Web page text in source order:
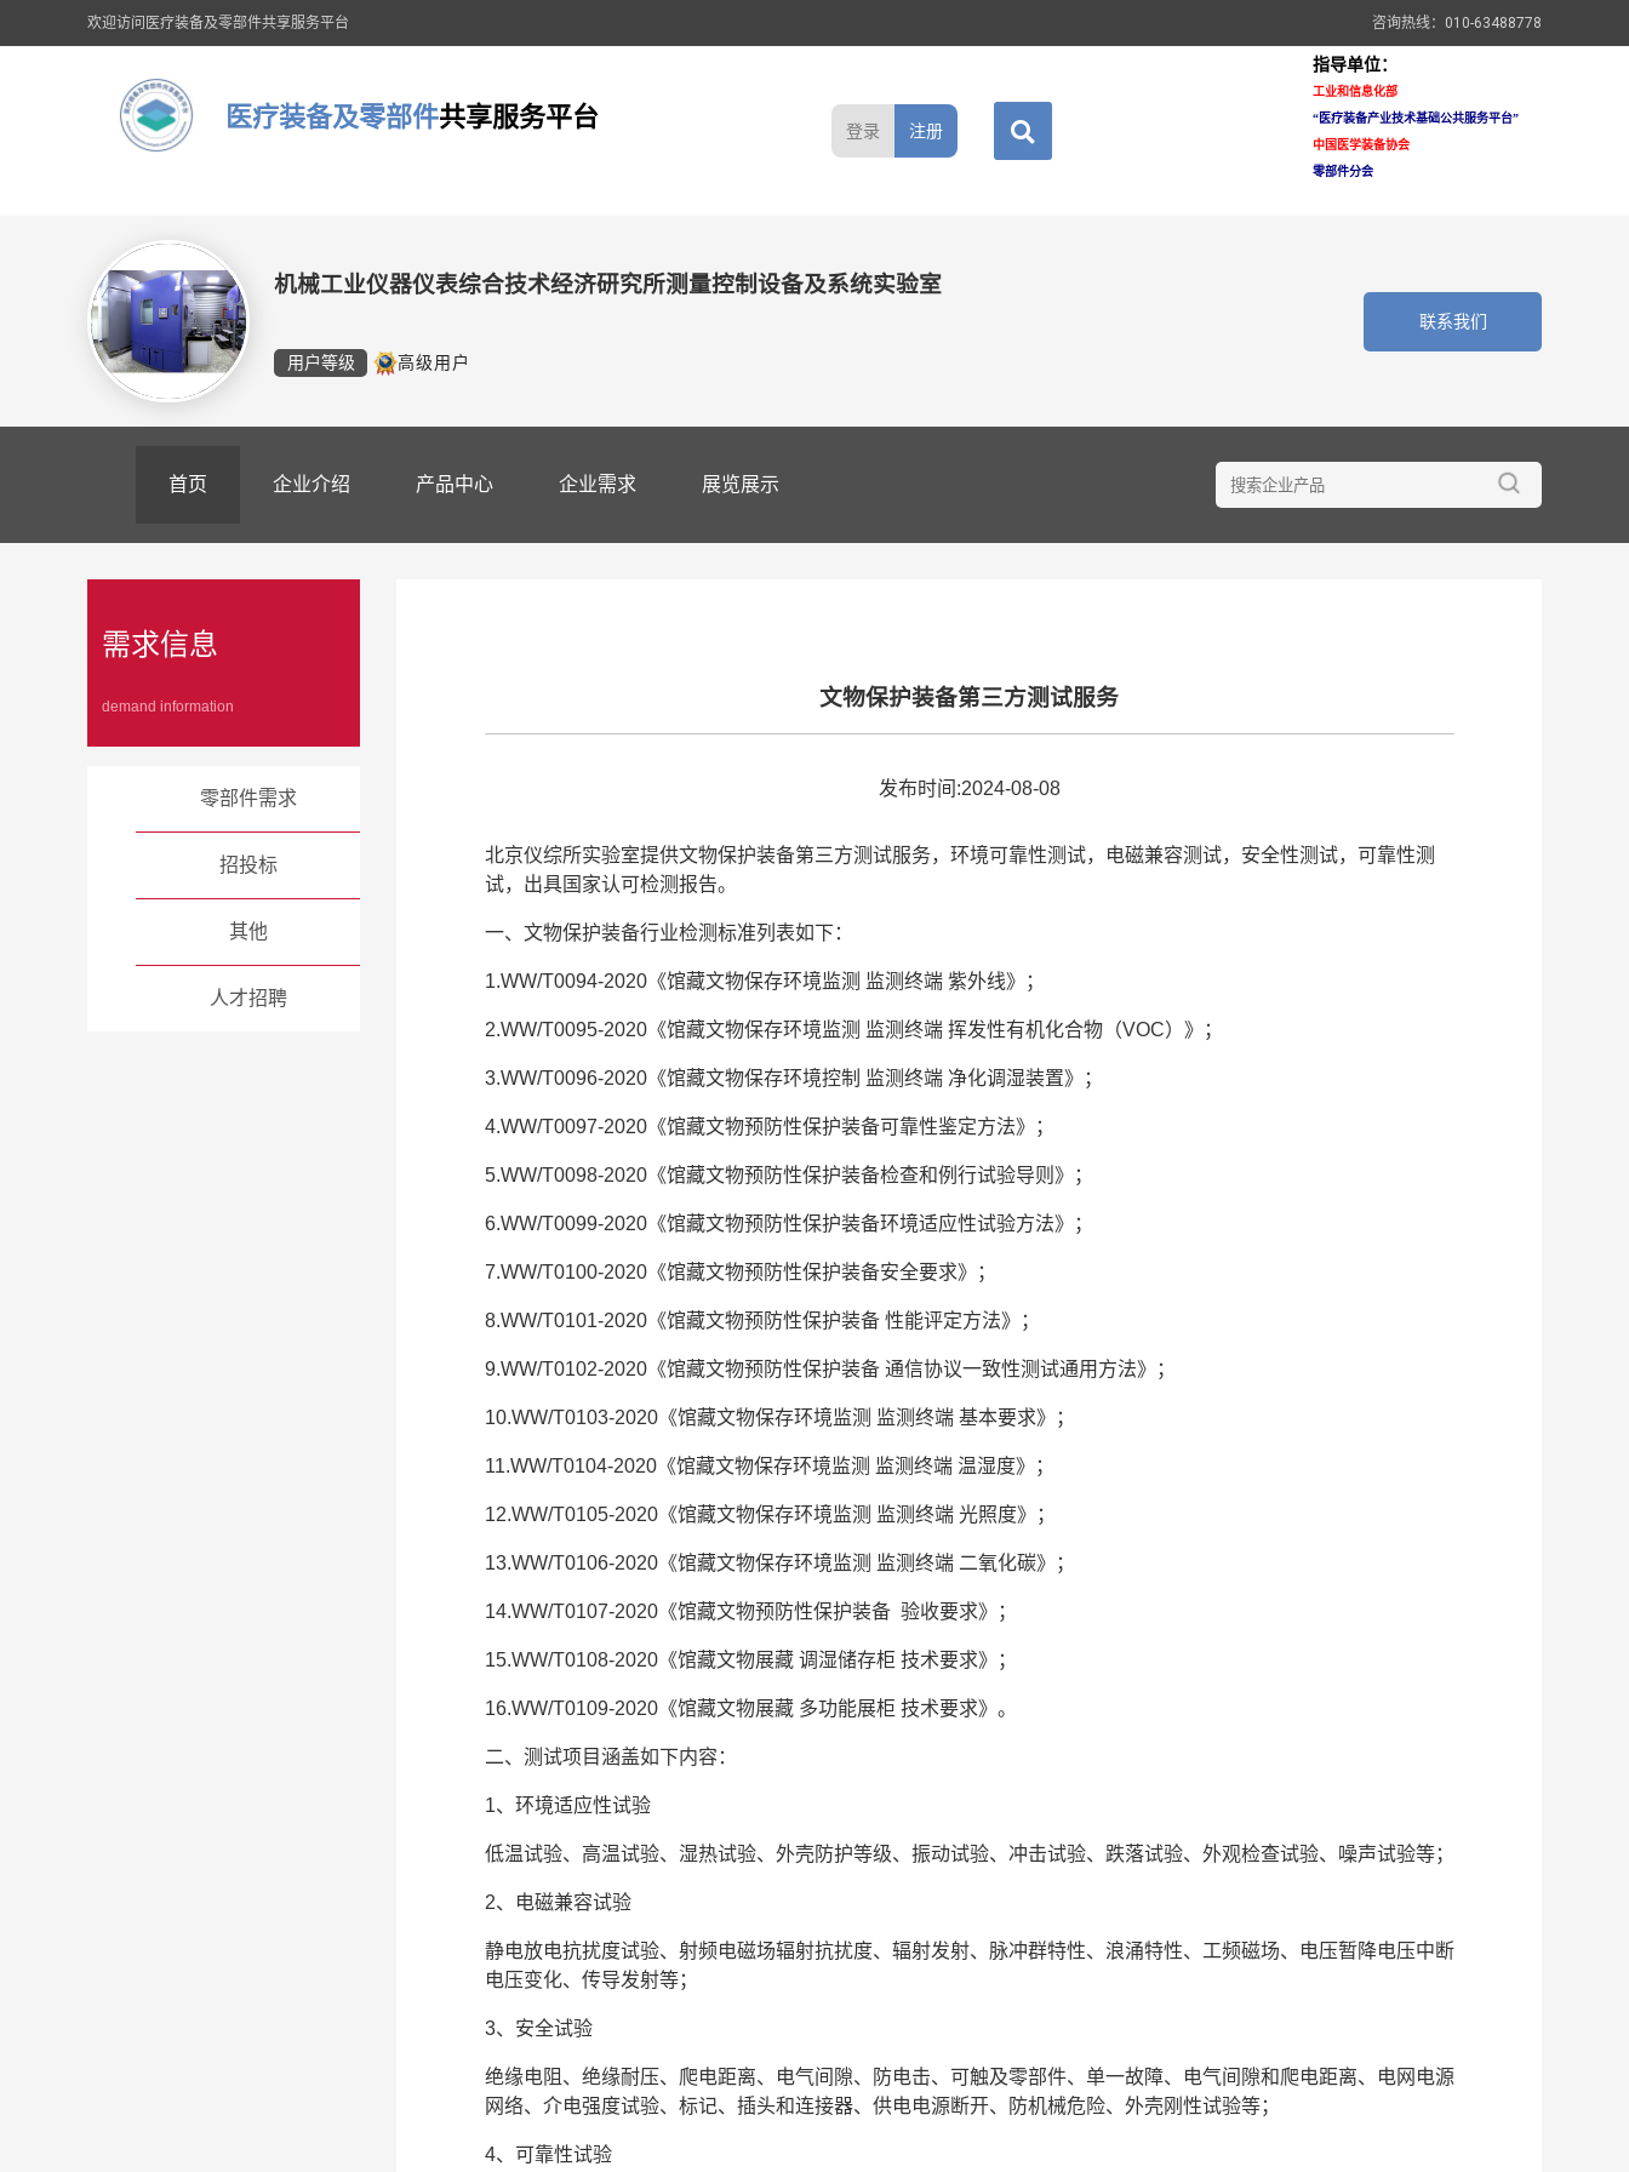
欢迎访问医疗装备及零部件共享服务平台 咨询热线：010-63488778
医疗装备及零部件共享服务平台 登录 注册
指导单位：
工业和信息化部
“医疗装备产业技术基础公共服务平台”
中国医学装备协会
零部件分会
机械工业仪器仪表综合技术经济研究所测量控制设备及系统实验室
用户等级 高级用户
联系我们
首页 企业介绍 产品中心 企业需求 展览展示
需求信息
demand information
零部件需求
招投标
其他
人才招聘
文物保护装备第三方测试服务
发布时间:2024-08-08
北京仪综所实验室提供文物保护装备第三方测试服务，环境可靠性测试，电磁兼容测试，安全性测试，可靠性测
试，出具国家认可检测报告。
一、文物保护装备行业检测标准列表如下：
1.WW/T0094-2020《馆藏文物保存环境监测 监测终端 紫外线》；
2.WW/T0095-2020《馆藏文物保存环境监测 监测终端 挥发性有机化合物（VOC）》；
3.WW/T0096-2020《馆藏文物保存环境控制 监测终端 净化调湿装置》；
4.WW/T0097-2020《馆藏文物预防性保护装备可靠性鉴定方法》；
5.WW/T0098-2020《馆藏文物预防性保护装备检查和例行试验导则》；
6.WW/T0099-2020《馆藏文物预防性保护装备环境适应性试验方法》；
7.WW/T0100-2020《馆藏文物预防性保护装备安全要求》；
8.WW/T0101-2020《馆藏文物预防性保护装备 性能评定方法》；
9.WW/T0102-2020《馆藏文物预防性保护装备 通信协议一致性测试通用方法》；
10.WW/T0103-2020《馆藏文物保存环境监测 监测终端 基本要求》；
11.WW/T0104-2020《馆藏文物保存环境监测 监测终端 温湿度》；
12.WW/T0105-2020《馆藏文物保存环境监测 监测终端 光照度》；
13.WW/T0106-2020《馆藏文物保存环境监测 监测终端 二氧化碳》；
14.WW/T0107-2020《馆藏文物预防性保护装备 验收要求》；
15.WW/T0108-2020《馆藏文物展藏 调湿储存柜 技术要求》；
16.WW/T0109-2020《馆藏文物展藏 多功能展柜 技术要求》。
二、测试项目涵盖如下内容：
1、环境适应性试验
低温试验、高温试验、湿热试验、外壳防护等级、振动试验、冲击试验、跌落试验、外观检查试验、噪声试验等；
2、电磁兼容试验
静电放电抗扰度试验、射频电磁场辐射抗扰度、辐射发射、脉冲群特性、浪涌特性、工频磁场、电压暂降电压中断
电压变化、传导发射等；
3、安全试验
绝缘电阻、绝缘耐压、爬电距离、电气间隙、防电击、可触及零部件、单一故障、电气间隙和爬电距离、电网电源
网络、介电强度试验、标记、插头和连接器、供电电源断开、防机械危险、外壳刚性试验等；
4、可靠性试验